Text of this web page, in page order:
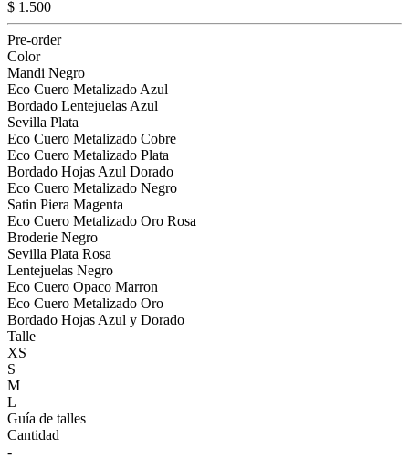
$ 1.500
Pre-order
Color
Mandi Negro
Eco Cuero Metalizado Azul
Bordado Lentejuelas Azul
Sevilla Plata
Eco Cuero Metalizado Cobre
Eco Cuero Metalizado Plata
Bordado Hojas Azul Dorado
Eco Cuero Metalizado Negro
Satin Piera Magenta
Eco Cuero Metalizado Oro Rosa
Broderie Negro
Sevilla Plata Rosa
Lentejuelas Negro
Eco Cuero Opaco Marron
Eco Cuero Metalizado Oro
Bordado Hojas Azul y Dorado
Talle
XS
S
M
L
Guía de talles
Cantidad
-